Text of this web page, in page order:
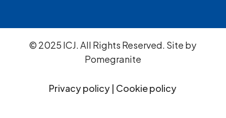
© 2025 ICJ. All Rights Reserved. Site by
Pomegranite
Privacy policy | Cookie policy